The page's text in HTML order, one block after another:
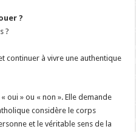
?
?
continuer à vivre une authentique
oui » ou « non ». Elle demande
considère le corps
et le véritable sens de la